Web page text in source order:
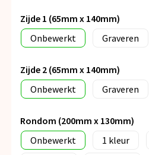
Zijde 1 (65mm x 140mm)
Onbewerkt
Graveren
Zijde 2 (65mm x 140mm)
Onbewerkt
Graveren
Rondom (200mm x 130mm)
Onbewerkt
1